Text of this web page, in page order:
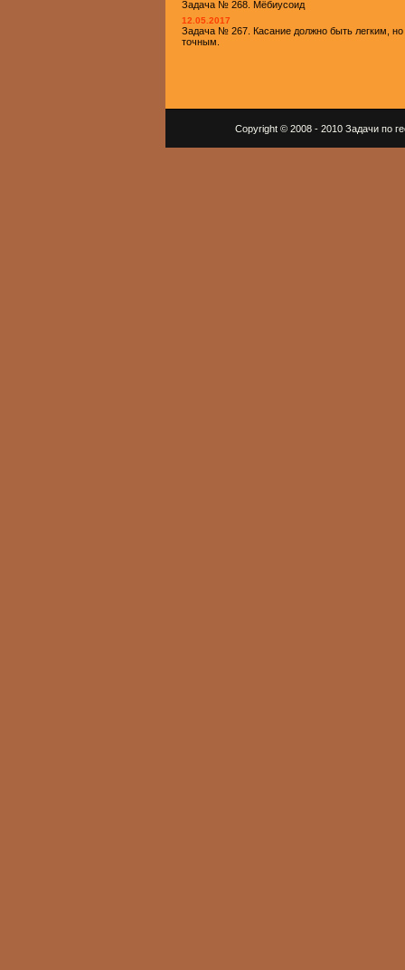
Задача № 268. Мёбиусоид
12.05.2017
Задача № 267. Касание должно быть легким, но
точным.
Copyright © 2008 - 2010 Задачи по